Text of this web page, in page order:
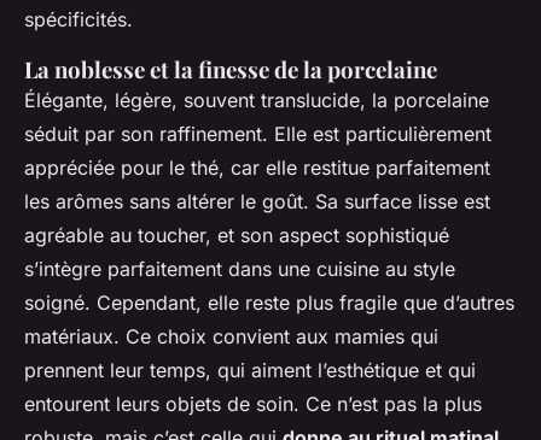
spécificités.
La noblesse et la finesse de la porcelaine
Élégante, légère, souvent translucide, la porcelaine
séduit par son raffinement. Elle est particulièrement
appréciée pour le thé, car elle restitue parfaitement
les arômes sans altérer le goût. Sa surface lisse est
agréable au toucher, et son aspect sophistiqué
s’intègre parfaitement dans une cuisine au style
soigné. Cependant, elle reste plus fragile que d’autres
matériaux. Ce choix convient aux mamies qui
prennent leur temps, qui aiment l’esthétique et qui
entourent leurs objets de soin. Ce n’est pas la plus